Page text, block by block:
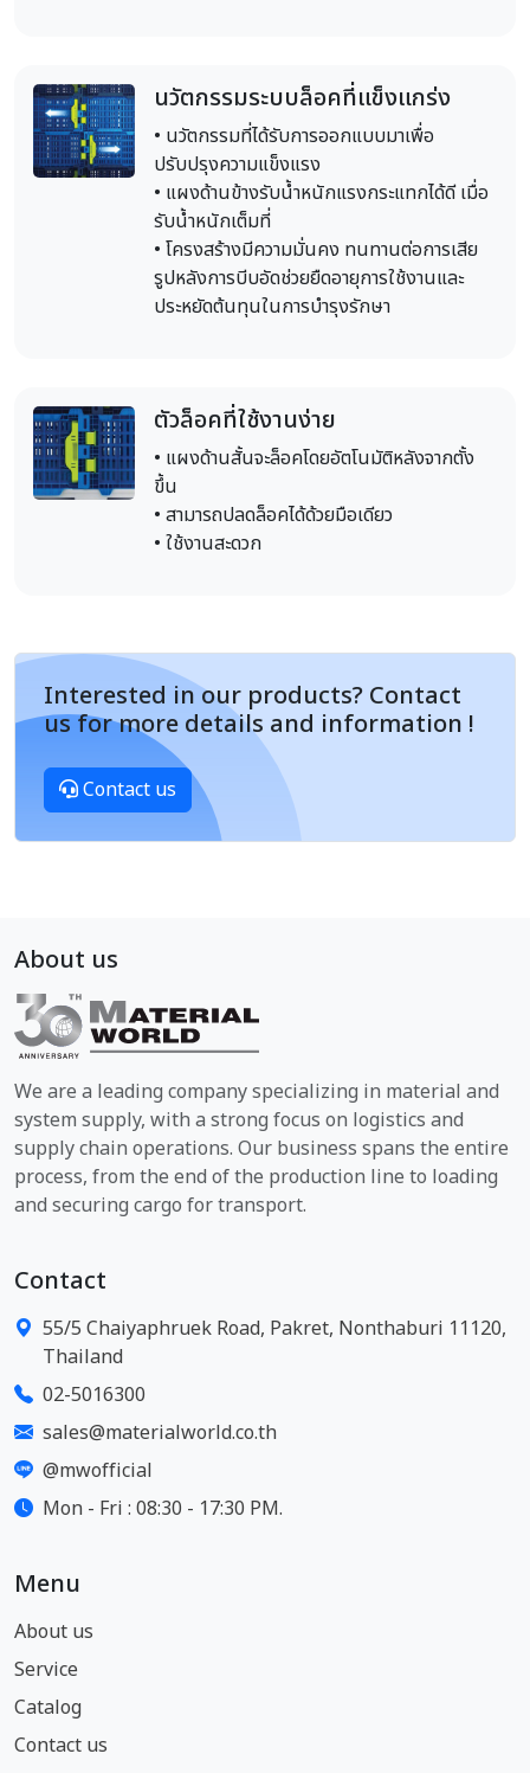
นวัตกรรมระบบล็อคที่แข็งแกร่ง
• นวัตกรรมที่ได้รับการออกแบบมาเพื่อ
ปรับปรุงความแข็งแรง
• แผงด้านข้างรับน้ำหนักแรงกระแทกได้ดี เมื่อ
รับน้ำหนักเต็มที่
• โครงสร้างมีความมั่นคง ทนทานต่อการเสีย
รูปหลังการบีบอัดช่วยยืดอายุการใช้งานและ
ประหยัดต้นทุนในการบำรุงรักษา
ตัวล็อคที่ใช้งานง่าย
• แผงด้านสั้นจะล็อคโดยอัตโนมัติหลังจากตั้ง
ขึ้น
• สามารถปลดล็อคได้ด้วยมือเดียว
• ใช้งานสะดวก
Interested in our products? Contact
us for more details and information !
Contact us
About us
We are a leading company specializing in material and
system supply, with a strong focus on logistics and
supply chain operations. Our business spans the entire
process, from the end of the production line to loading
and securing cargo for transport.
Contact
55/5 Chaiyaphruek Road, Pakret, Nonthaburi 11120,
Thailand
02-5016300
sales@materialworld.co.th
@mwofficial
Mon - Fri : 08:30 - 17:30 PM.
Menu
About us
Service
Catalog
Contact us